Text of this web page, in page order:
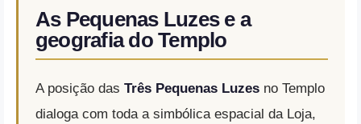
As Pequenas Luzes e a
geografia do Templo
A posição das Três Pequenas Luzesno Templo
dialoga com toda a simbólica espacial da Loja,